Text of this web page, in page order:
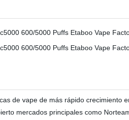
de vape de más rápido crecimiento
mercados principales como